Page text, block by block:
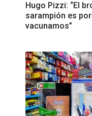
Hugo Pizzi: “El
sarampión es
vacunamos”